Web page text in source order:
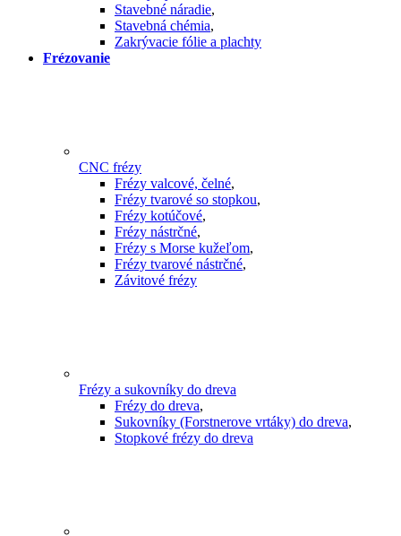
Stavebné náradie,
Stavebná chémia,
Zakrývacie fólie a plachty
Frézovanie
CNC frézy
Frézy valcové, čelné,
Frézy tvarové so stopkou,
Frézy kotúčové,
Frézy nástrčné,
Frézy s Morse kužeľom,
Frézy tvarové nástrčné,
Závitové frézy
Frézy a sukovníky do dreva
Frézy do dreva,
Sukovníky (Forstnerove vrtáky) do dreva,
Stopkové frézy do dreva